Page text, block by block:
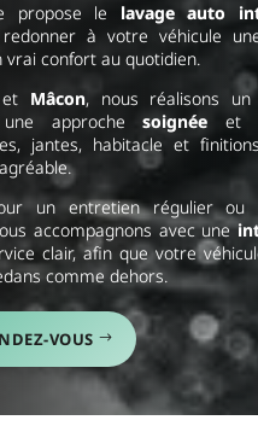
propose le lavage auto
à votre véhicule
vrai confort au quotidien.
Mâcon, nous réalisons un
une approchesoignée et
jantes, habitacle et
un entretien régulier ou
accompagnons avec une
clair, afin que votre
comme dehors.
VOUS